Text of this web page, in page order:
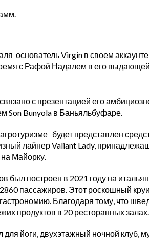
основатель Virgin в своем
с Рафой Надалем в его
с презентацией его
Son Bunyola в Баньяльбуфаре.
будет представлен
лайнер Valiant Lady,
Майорку.
был построен в 2021 году на
пассажиров. Этот роскошный
Благодаря тому, что
продуктов в 20 ресторанных залах.
для йоги, двухэтажный ночной клуб,